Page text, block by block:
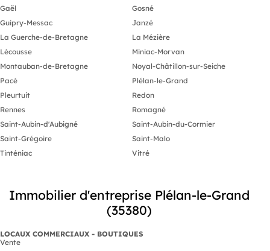
Gaël
Gosné
Guipry-Messac
Janzé
La Guerche-de-Bretagne
La Mézière
Lécousse
Miniac-Morvan
Montauban-de-Bretagne
Noyal-Châtillon-sur-Seiche
Pacé
Plélan-le-Grand
Pleurtuit
Redon
Rennes
Romagné
Saint-Aubin-d'Aubigné
Saint-Aubin-du-Cormier
Saint-Grégoire
Saint-Malo
Tinténiac
Vitré
Immobilier d'entreprise Plélan-le-Grand
(35380)
LOCAUX COMMERCIAUX - BOUTIQUES
Vente